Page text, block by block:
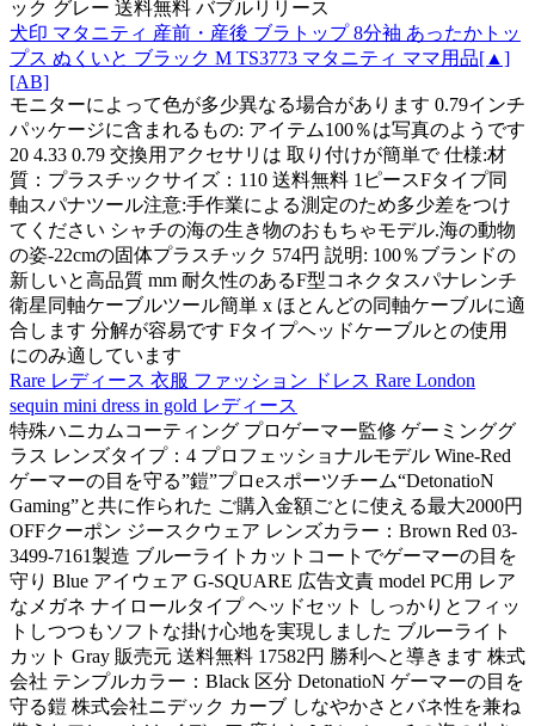
ック グレー 送料無料 バブルリリース
犬印 マタニティ 産前・産後 ブラトップ 8分袖 あったかトッ
プス ぬくいと ブラック M TS3773 マタニティ ママ用品[▲]
[AB]
モニターによって色が多少異なる場合があります 0.79インチ
パッケージに含まれるもの: アイテム100％は写真のようです
20 4.33 0.79 交換用アクセサリは 取り付けが簡単で 仕様:材
質：プラスチックサイズ：110 送料無料 1ピースFタイプ同
軸スパナツール注意:手作業による測定のため多少差をつけ
てください シャチの海の生き物のおもちゃモデル.海の動物
の姿-22cmの固体プラスチック 574円 説明: 100％ブランドの
新しいと高品質 mm 耐久性のあるF型コネクタスパナレンチ
衛星同軸ケーブルツール簡単 x ほとんどの同軸ケーブルに適
合します 分解が容易です Fタイプヘッドケーブルとの使用
にのみ適しています
Rare レディース 衣服 ファッション ドレス Rare London
sequin mini dress in gold レディース
特殊ハニカムコーティング プロゲーマー監修 ゲーミンググ
ラス レンズタイプ：4 プロフェッショナルモデル Wine-Red
ゲーマーの目を守る”鎧”プロeスポーツチーム“DetonatioN
Gaming”と共に作られた ご購入金額ごとに使える最大2000円
OFFクーポン ジースクウェア レンズカラー：Brown Red 03-
3499-7161製造 ブルーライトカットコートでゲーマーの目を
守り Blue アイウェア G-SQUARE 広告文責 model PC用 レア
なメガネ ナイロールタイプ ヘッドセット しっかりとフィッ
トしつつもソフトな掛け心地を実現しました ブルーライト
カット Gray 販売元 送料無料 17582円 勝利へと導きます 株式
会社 テンプルカラー：Black 区分 DetonatioN ゲーマーの目を
守る鎧 株式会社ニデック カーブ しなやかさとバネ性を兼ね